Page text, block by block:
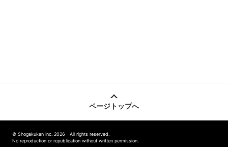
ページトップへ
© Shogakukan Inc. 2026 All rights reserved.
No reproduction or republication without written permission.